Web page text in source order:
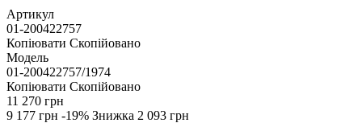
Артикул
01-200422757
Копіювати Скопійовано
Модель
01-200422757/1974
Копіювати Скопійовано
11 270 грн
9 177 грн -19% Знижка 2 093 грн